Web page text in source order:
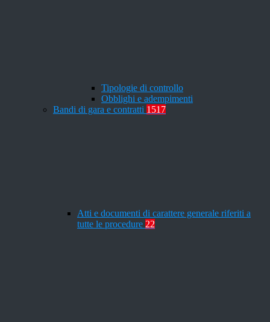
Tipologie di controllo
Obblighi e adempimenti
Bandi di gara e contratti 1517
Atti e documenti di carattere generale riferiti a
tutte le procedure 22